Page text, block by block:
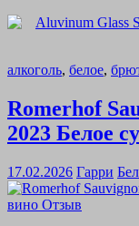
алкоголь, белое,
Romerhof
2023 Белое
17.02.2026 Гарри